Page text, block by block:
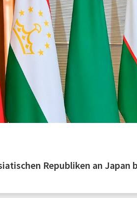
Republiken an Japan